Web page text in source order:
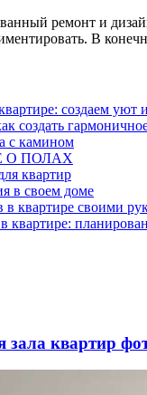
ремонт и
В
создаем уют
создать
с камином
О ПОЛАХ
квартир
в своем доме
квартире своими
квартире:
зала квартир